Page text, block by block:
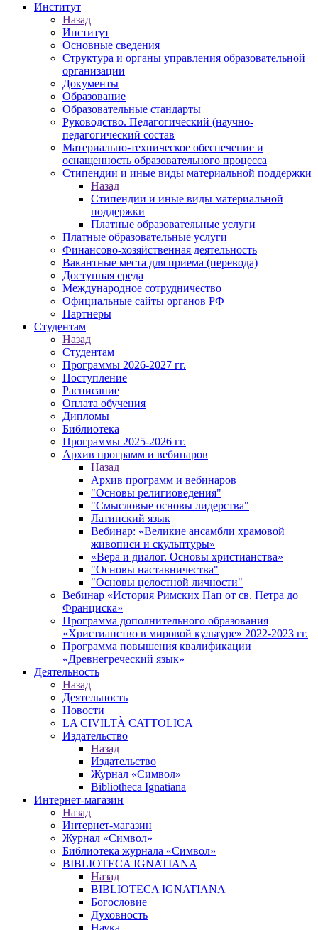
Институт
Назад
Институт
Основные сведения
Структура и органы управления образовательной
организации
Документы
Образование
Образовательные стандарты
Руководство. Педагогический (научно-
педагогический состав
Материально-техническое обеспечение и
оснащенность образовательного процесса
Стипендии и иные виды материальной поддержки
Назад
Стипендии и иные виды материальной
поддержки
Платные образовательные услуги
Платные образовательные услуги
Финансово-хозяйственная деятельность
Вакантные места для приема (перевода)
Доступная среда
Международное сотрудничество
Официальные сайты органов РФ
Партнеры
Студентам
Назад
Студентам
Программы 2026-2027 гг.
Поступление
Расписание
Оплата обучения
Дипломы
Библиотека
Программы 2025-2026 гг.
Архив программ и вебинаров
Назад
Архив программ и вебинаров
"Основы религиоведения"
"Смысловые основы лидерства"
Латинский язык
Вебинар: «Великие ансамбли храмовой
живописи и скульптуры»
«Вера и диалог. Основы христианства»
"Основы наставничества"
"Основы целостной личности"
Вебинар «История Римских Пап от св. Петра до
Франциска»
Программа дополнительного образования
«Христианство в мировой культуре» 2022-2023 гг.
Программа повышения квалификации
«Древнегреческий язык»
Деятельность
Назад
Деятельность
Новости
LA CIVILTÀ CATTOLICA
Издательство
Назад
Издательство
Журнал «Символ»
Bibliotheca Ignatiana
Интернет-магазин
Назад
Интернет-магазин
Журнал «Символ»
Библиотека журнала «Символ»
BIBLIOTECA IGNATIANA
Назад
BIBLIOTECA IGNATIANA
Богословие
Духовность
Наука